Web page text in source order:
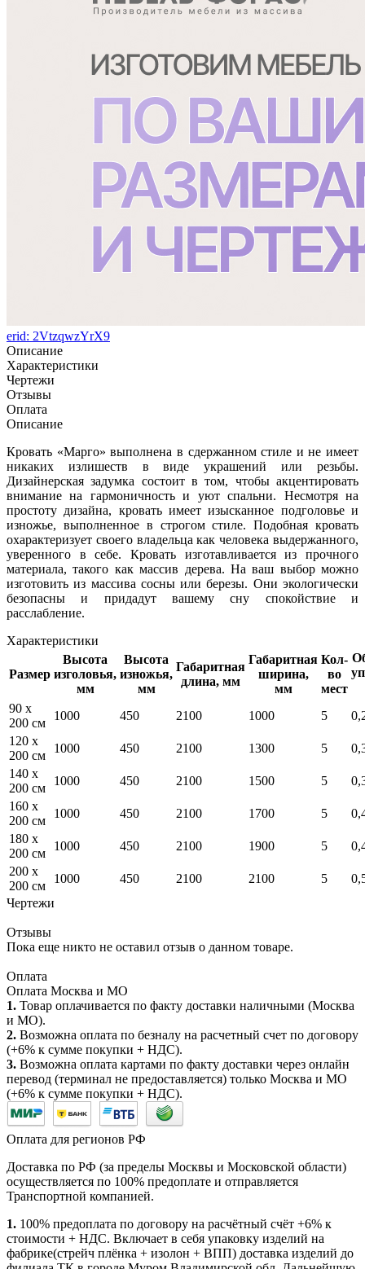
erid: 2VtzqwzYrX9
Описание
Характеристики
Чертежи
Отзывы
Оплата
Описание
Кровать «Марго» выполнена в сдержанном стиле и не имеет
никаких излишеств в виде украшений или резьбы.
Дизайнерская задумка состоит в том, чтобы акцентировать
внимание на гармоничность и уют спальни. Несмотря на
простоту дизайна, кровать имеет изысканное подголовье и
изножье, выполненное в строгом стиле. Подобная кровать
охарактеризует своего владельца как человека выдержанного,
уверенного в себе. Кровать изготавливается из прочного
материала, такого как массив дерева. На ваш выбор можно
изготовить из массива сосны или березы. Они экологически
безопасны и придадут вашему сну спокойствие и
расслабление.
Характеристики
Размер
Высота
изголовья,
мм
Высота
изножья,
мм
Габаритная
длина, мм
Габаритная
ширина,
мм
Кол-
во
мест
90 x
200 см
1000 450 2100 1000 5
120 x
200 см
1000 450 2100 1300 5
140 x
200 см
1000 450 2100 1500 5
160 x
200 см
1000 450 2100 1700 5
180 x
200 см
1000 450 2100 1900 5
200 x
200 см
1000 450 2100 2100 5
Чертежи
Отзывы
Пока еще никто не оставил отзыв о данном товаре.
Оплата
Оплата Москва и МО
1. Товар оплачивается по факту доставки наличными (Москва
и МО).
2. Возможна оплата по безналу на расчетный счет по договору
(+6% к сумме покупки + НДС).
3. Возможна оплата картами по факту доставки через онлайн
перевод (терминал не предоставляется) только Москва и МО
(+6% к сумме покупки + НДС).
Оплата для регионов РФ
Доставка по РФ (за пределы Москвы и Московской области)
осуществляется по 100% предоплате и отправляется
Транспортной компанией.
1. 100% предоплата по договору на расчётный счёт +6% к
стоимости + НДС. Включает в себя упаковку изделий на
фабрике(стрейч плёнка + изолон + ВПП) доставка изделий до